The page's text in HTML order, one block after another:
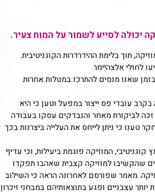
יכולה לסייע לשמור על המוח צעיר.
תוך בלימת ההידרדרות הקוגניטיבית.
לחולי אלצהיימר.
שאנו מנסים להתרכז במטלות אחרות
עובדי פס ייצור במפעל וטען כי היא
לביקורת מאחר והנבדקים עסקו בעבודה
טענו כי ניתן לייחס את העלייה ביצרנות בכך
המוזיקה פוגמת ביעילות, וכי עדיף
מחקר משנות ה-80 הראה כי נבדקים שהקשיבו למוזיקה קצבית שאהבו תפקדו
מאמר שפורסם לאחרונה הראה כי השילוב
עצבניים ופגע בתוצאותיהם במבחני זיכרון